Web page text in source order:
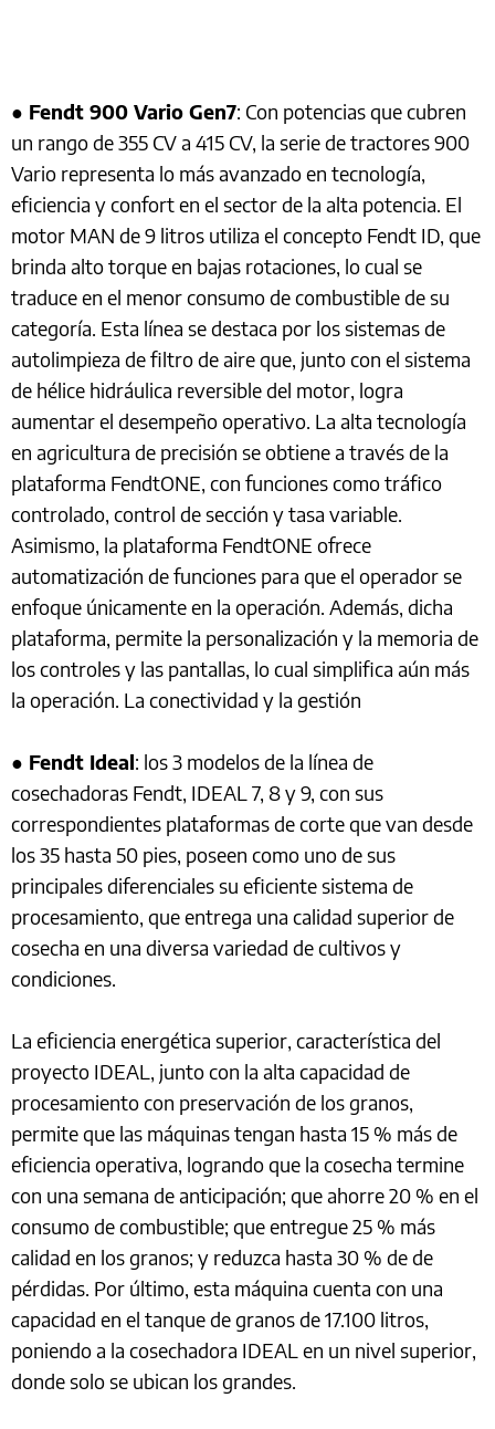
● Fendt 900 Vario Gen7: Con potencias que cubren
un rango de 355 CV a 415 CV, la serie de tractores 900
Vario representa lo más avanzado en tecnología,
eficiencia y confort en el sector de la alta potencia. El
motor MAN de 9 litros utiliza el concepto Fendt ID, que
brinda alto torque en bajas rotaciones, lo cual se
traduce en el menor consumo de combustible de su
categoría. Esta línea se destaca por los sistemas de
autolimpieza de filtro de aire que, junto con el sistema
de hélice hidráulica reversible del motor, logra
aumentar el desempeño operativo. La alta tecnología
en agricultura de precisión se obtiene a través de la
plataforma FendtONE, con funciones como tráfico
controlado, control de sección y tasa variable.
Asimismo, la plataforma FendtONE ofrece
automatización de funciones para que el operador se
enfoque únicamente en la operación. Además, dicha
plataforma, permite la personalización y la memoria de
los controles y las pantallas, lo cual simplifica aún más
la operación. La conectividad y la gestión
● Fendt Ideal: los 3 modelos de la línea de
cosechadoras Fendt, IDEAL 7, 8 y 9, con sus
correspondientes plataformas de corte que van desde
los 35 hasta 50 pies, poseen como uno de sus
principales diferenciales su eficiente sistema de
procesamiento, que entrega una calidad superior de
cosecha en una diversa variedad de cultivos y
condiciones.
La eficiencia energética superior, característica del
proyecto IDEAL, junto con la alta capacidad de
procesamiento con preservación de los granos,
permite que las máquinas tengan hasta 15 % más de
eficiencia operativa, logrando que la cosecha termine
con una semana de anticipación; que ahorre 20 % en el
consumo de combustible; que entregue 25 % más
calidad en los granos; y reduzca hasta 30 % de de
pérdidas. Por último, esta máquina cuenta con una
capacidad en el tanque de granos de 17.100 litros,
poniendo a la cosechadora IDEAL en un nivel superior,
donde solo se ubican los grandes.